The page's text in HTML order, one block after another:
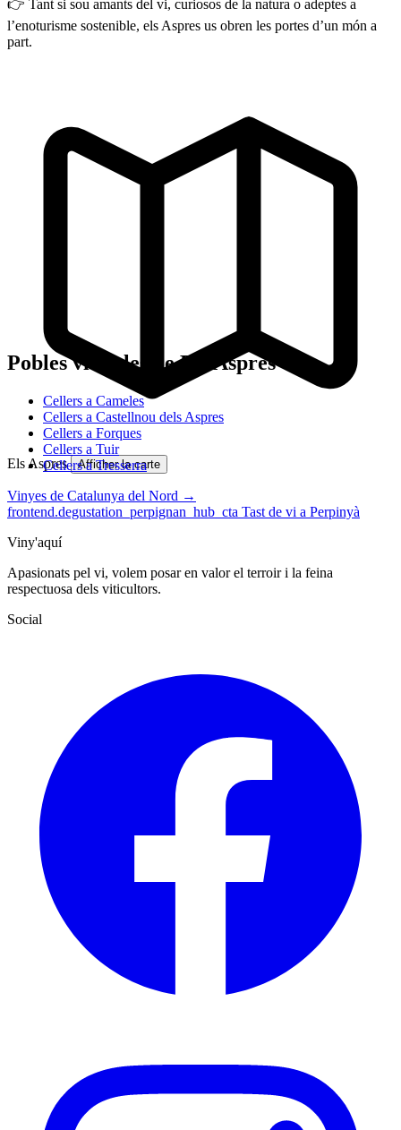
👉 Tant si sou amants del vi, curiosos de la natura o adeptes a
l’enoturisme sostenible, els Aspres us obren les portes d’un món a
part.
Els Aspres Afficher la carte
Pobles vitícoles de Els Aspres
Cellers a Cameles
Cellers a Castellnou dels Aspres
Cellers a Forques
Cellers a Tuir
Cellers a Tresserra
Vinyes de Catalunya del Nord →
frontend.degustation_perpignan_hub_cta Tast de vi a Perpinyà
Viny'aquí
Apasionats pel vi, volem posar en valor el terroir i la feina
respectuosa dels viticultors.
Social